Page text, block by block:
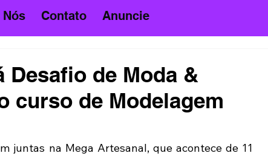
Contato Anuncie
Desafio de Moda &
curso de Modelagem
juntas na Mega Artesanal, que acontece de 11